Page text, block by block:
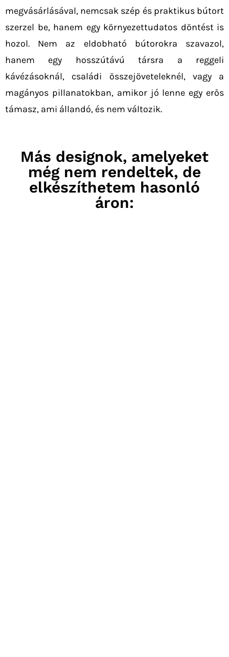
megvásárlásával, nemcsak szép és praktikus bútort
szerzel be, hanem egy környezettudatos döntést is
hozol. Nem az eldobható bútorokra szavazol,
hanem egy hosszútávú társra a reggeli
kávézásoknál, családi összejöveteleknél, vagy a
magányos pillanatokban, amikor jó lenne egy erős
támasz, ami állandó, és nem változik.
Más designok, amelyeket
még nem rendeltek, de
elkészíthetem hasonló
áron: